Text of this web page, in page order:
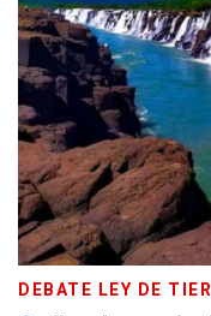
DEBATE LEY DE